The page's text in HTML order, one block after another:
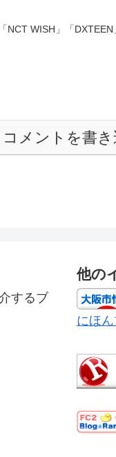
「NCT WISH」「
コメントを書き
するブ
他の
にほ